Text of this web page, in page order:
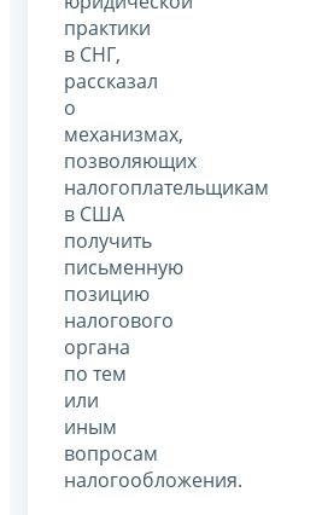
практики
в СНГ,
рассказал
о
механизмах,
позволяющих
налогоплательщикам
в США
получить
письменную
позицию
налогового
органа
по тем
или
иным
вопросам
налогообложения.